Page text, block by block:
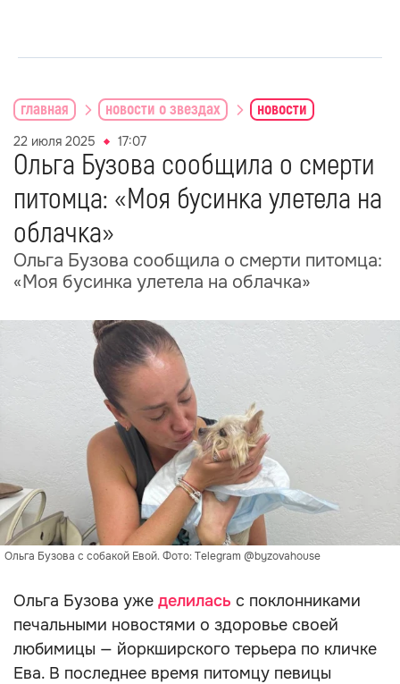
главная новости о звездах новости
22 июля 2025 17:07
Ольга Бузова сообщила о смерти
питомца: «Моя бусинка улетела на
облачка»
Ольга Бузова сообщила о смерти питомца:
«Моя бусинка улетела на облачка»
Ольга Бузова с собакой Евой. Фото: Telegram @byzovahouse
Ольга Бузова уже делилась с поклонниками
печальными новостями о здоровье своей
любимицы — йоркширского терьера по кличке
Ева. В последнее время питомцу певицы